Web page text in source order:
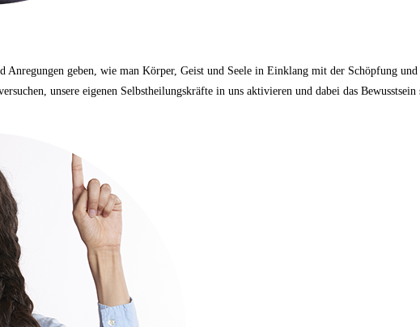
Anregungen geben, wie man Körper, Geist und Seele in Einklang mit der Schöpfung
unsere eigenen Selbstheilungskräfte in uns aktivieren und dabei das